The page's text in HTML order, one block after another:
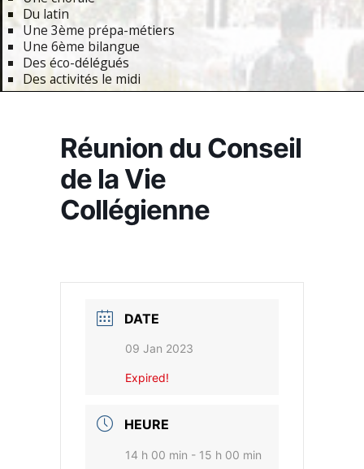
Du latin
Une 3ème prépa-métiers
Une 6ème bilangue
Des éco-délégués
Des activités le midi
Réunion du Conseil
de la Vie
Collégienne
DATE
09 Jan 2023
Expired!
HEURE
14 h 00 min - 15 h 00 min